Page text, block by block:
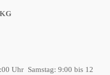
Uhr Samstag: 9:00 bis 12